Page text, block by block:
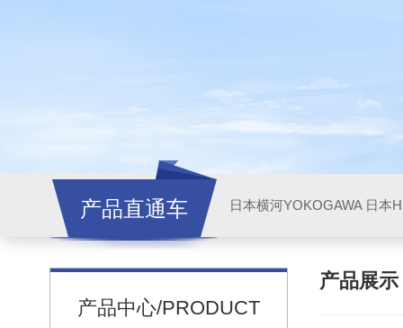
产品直通车 日本横河YOKOGAWA 日本
产品中心/PRODUCT
产品展示